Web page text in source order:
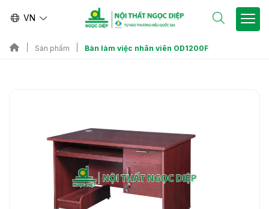
VN
Sản phẩm Bàn làm việc nhân viên OD1200F